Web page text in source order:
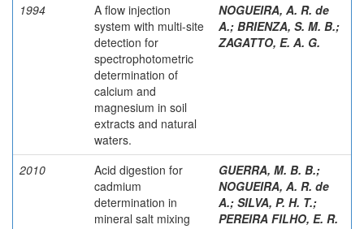
1994
A flow injection
system with multi-site
detection for
spectrophotometric
determination of
calcium and
magnesium in soil
extracts and natural
waters.
NOGUEIRA, A. R. de
A.; BRIENZA, S. M. B.;
ZAGATTO, E. A. G.
2010
Acid digestion for
cadmium
determination in
mineral salt mixing
GUERRA, M. B. B.;
NOGUEIRA, A. R. de
A.; SILVA, P. H. T.;
PEREIRA FILHO, E. R.